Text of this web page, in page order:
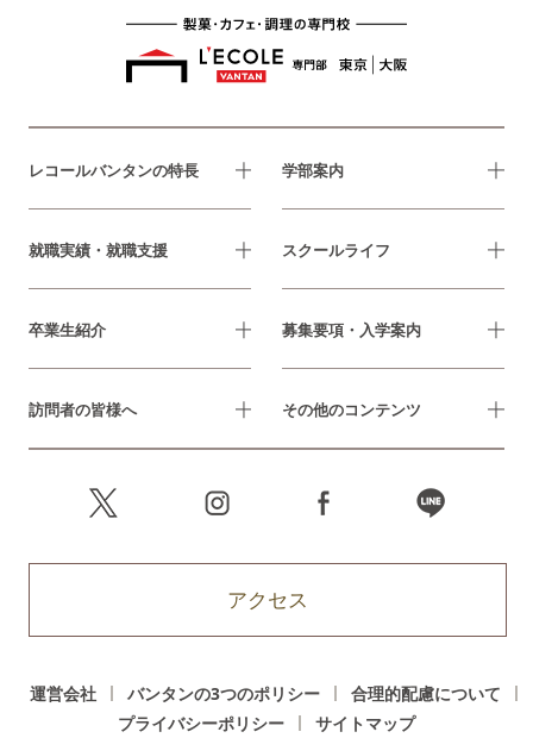
レコールバンタンの特長 学部案内
就職実績・就職支援 スクールライフ
卒業生紹介 募集要項・入学案内
訪問者の皆様へ その他のコンテンツ
アクセス
運営会社 バンタンの3つのポリシー
合理的配慮について
プライバシーポリシー
サイトマップ